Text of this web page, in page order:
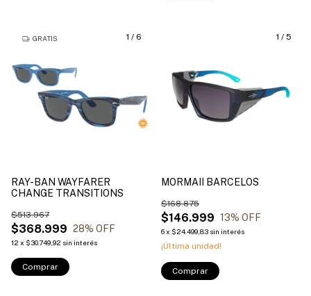
1 / 6
GRATIS
RAY-BAN WAYFARER
CHANGE TRANSITIONS
$368.999
$513.967
28% OFF
12 x $30.749,92 sin interés
Comprar
1 / 5
MORMAII BARCELOS
$146.999
$168.875
13% OFF
6x $24.499,83 sin interés
¡Última unidad!
Comprar